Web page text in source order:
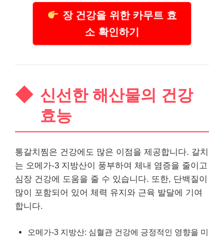
장 건강을 위한 카무트 효
소 확인하기
신선한 해산물의 건강
효능
통갈치찜은 건강에도 많은 이점을 제공합니다. 갈치
는 오메가-3 지방산이 풍부하여 체내 염증을 줄이고
심장 건강에 도움을 줄 수 있습니다. 또한, 단백질이
많이 포함되어 있어 체력 유지와 근육 발달에 기여
합니다.
오메가-3 지방산: 심혈관 건강에 긍정적인 영향을 미